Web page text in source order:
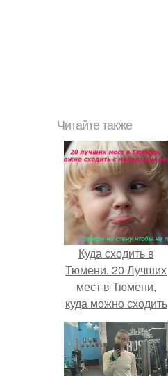
Читайте также
Куда сходить в
Тюмени. 20 Лучших
мест в Тюмени,
куда можно сходить
с маленьким
ребенком